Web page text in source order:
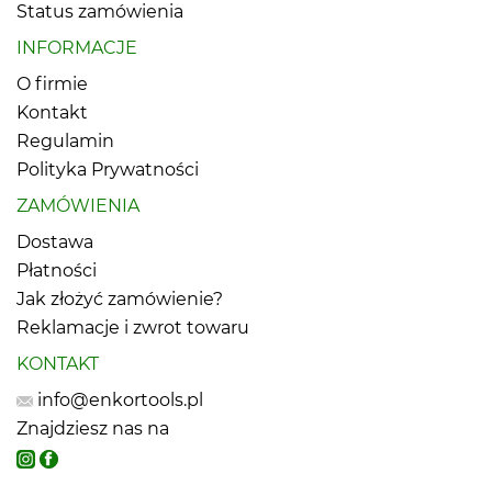
Status zamówienia
INFORMACJE
O firmie
Kontakt
Regulamin
Polityka Prywatności
ZAMÓWIENIA
Dostawa
Płatności
Jak złożyć zamówienie?
Reklamacje i zwrot towaru
KONTAKT
info@enkortools.pl
Znajdziesz nas na